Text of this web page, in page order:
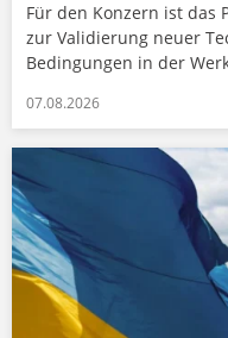
Für den Konzern ist das
zur Validierung neuer
Bedingungen in der
07.08.2026